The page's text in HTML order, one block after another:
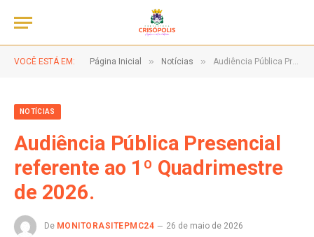
VOCÊ ESTÁ EM: Página Inicial » Notícias » Audiência Pública Presencial referente ao 1º Quadrimestre de 2026.
NOTÍCIAS
Audiência Pública Presencial
referente ao 1º Quadrimestre
de 2026.
De MONITORASITEPMC24 26 de maio de 2026